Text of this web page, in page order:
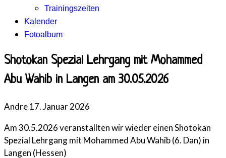
Trainingszeiten
Kalender
Fotoalbum
Shotokan Spezial Lehrgang mit Mohammed
Abu Wahib in Langen am 30.05.2026
Andre17. Januar 2026
Am 30.5.2026 veranstallten wir wieder einen Shotokan
Spezial Lehrgang mit Mohammed Abu Wahib (6. Dan) in
Langen (Hessen)